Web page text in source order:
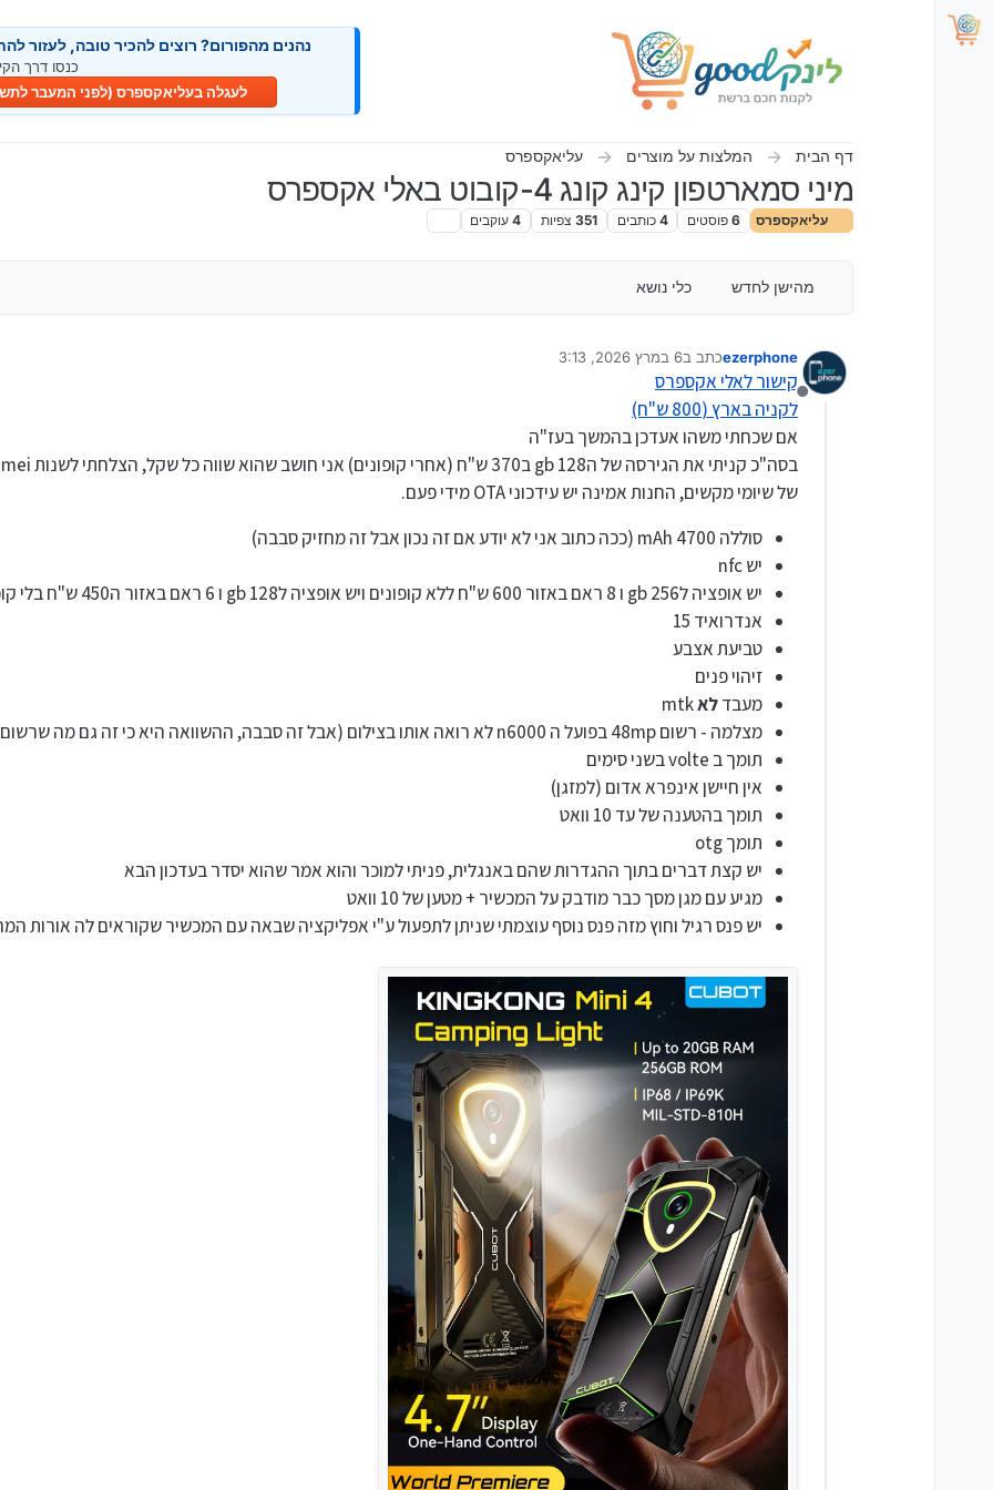
דילוג לתוכן
נהנים מהפורום? רוצים להכיר טובה, לעזור
כנסו דרך
לעגלה בעליאקספרס (לפני המעבר
דף הבית המלצות על מוצרים עליאקספרס
מיני סמארטפון קינג קונג 4-קובוט באלי אקספרס
עליאקספרס 6 פוסטים 4 כותבים 351 צפיות 4 עוקבים
מהישן לחדש כלי נושא
מנותק
ezerphoneכתב ב6 במרץ 2026, 3:13
נערך לאחרונה על ידי ClickAndGo3 ביוני 2026, 9:48
קישור לאלי אקספרס
לקניה בארץ (800 ש"ח)
אם שכחתי משהו אעדכן בהמשך בעז"ה
של שיומי מקשים, החנות אמינה יש עידכוני OTA מידי פעם.
סוללה 4700 mAh (ככה כתוב אני לא יודע אם זה נכון אבל זה מחזיק סבבה)
יש nfc
יש אופציה ל256 gb ו 8 ראם באזור 600 ש"ח ללא קופונים ויש אופציה ל128 gb ו 6 ראם באזור ה450 ש"ח בלי קופנים
אנדרואיד 15
טביעת אצבע
זיהוי פנים
מעבדלא
מצלמה - רשום 48mp בפועל ה n6000 לא רואה אותו בצילום (אבל זה סבבה, ההשוואה היא כי זה גם מה שרשום ב n6000)
תומך ב volte בשני סימים
אין חיישן אינפרא אדום (למזגן)
תומך בהטענה של עד 10 וואט
תומך otg
יש קצת דברים בתוך ההגדרות שהם באנגלית, פניתי למוכר והוא אמר שהוא יסדר בעדכון הבא
מגיע עם מגן מסך כבר מודבק על המכשיר + מטען של 10 וואט
יש פנס רגיל וחוץ מזה פנס נוסף עוצמתי שניתן לתפעול ע"י אפליקציה שבאה עם המכשיר שקוראים לה אורות